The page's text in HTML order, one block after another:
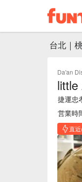
台北｜
Da'an
捷運忠
営業時
直